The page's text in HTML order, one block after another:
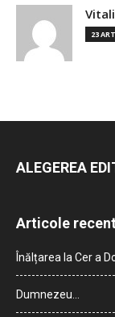
23
ALEGEREA
Articole
Înălțarea la Cer a
Dumnezeu…